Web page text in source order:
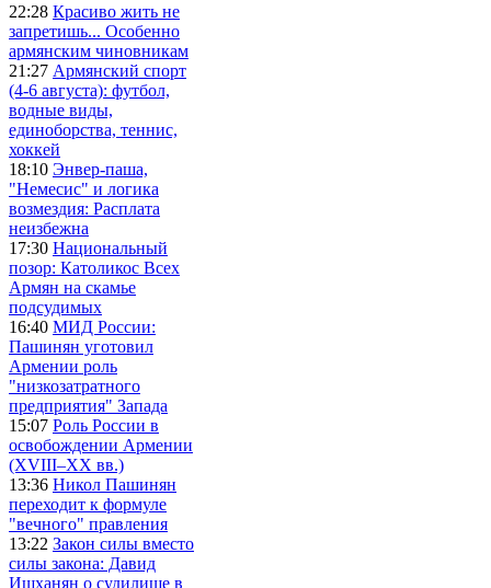
22:28 Красиво жить не
запретишь... Особенно
армянским чиновникам
21:27 Армянский спорт
(4-6 августа): футбол,
водные виды,
единоборства, теннис,
хоккей
18:10 Энвер-паша,
"Немесис" и логика
возмездия: Расплата
неизбежна
17:30 Национальный
позор: Католикос Всех
Армян на скамье
подсудимых
16:40 МИД России:
Пашинян уготовил
Армении роль
"низкозатратного
предприятия" Запада
15:07 Роль России в
освобождении Армении
(XVIII–XX вв.)
13:36 Никол Пашинян
переходит к формуле
"вечного" правления
13:22 Закон силы вместо
силы закона: Давид
Ишханян о судилище в